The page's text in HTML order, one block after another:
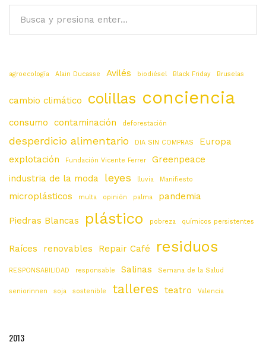
agroecología Alain Ducasse Avilés biodiésel Black Friday Bruselas
cambio climático colillas conciencia
consumo contaminación deforestación
desperdicio alimentario DIA SIN COMPRAS
Europa
explotación
Fundación Vicente Ferrer
Greenpeace
industria de la moda
leyes lluvia Manifiesto
microplásticos multa opinión palma pandemia
Piedras Blancas plástico pobreza químicos persistentes
Raíces renovables Repair Café residuos
RESPONSABILIDAD responsable Salinas Semana de la Salud
seniorinnen soja sostenible talleres teatro Valencia
2013